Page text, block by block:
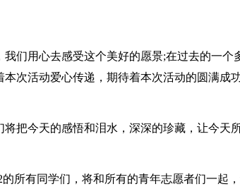
我们用心去感受这个美好的愿景;在过去的一个
次活动爱心传递，期待着本次活动的圆满成
把今天的感悟和泪水，深深的珍藏，让今天
所有同学们，将和所有的青年志愿者们一起